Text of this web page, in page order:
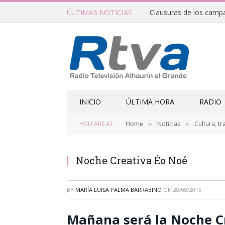
ÚLTIMAS NOTICIAS
INICIO ÚLTIMA HORA RADIO
YOU ARE AT: Home » Noticias » Cultura,
Noche Creativa Éo Noé
BY MARÍA LUISA PALMA BARRABINO ON 28/08/2015
Mañana será la Noche